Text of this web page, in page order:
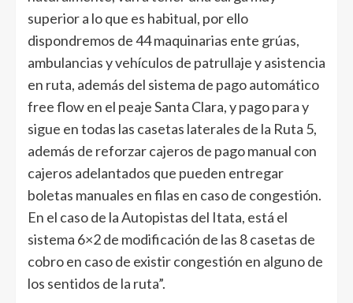
superior a lo que es habitual, por ello
dispondremos de 44 maquinarias ente grúas,
ambulancias y vehículos de patrullaje y asistencia
en ruta, además del sistema de pago automático
free flow en el peaje Santa Clara, y pago para y
sigue en todas las casetas laterales de la Ruta 5,
además de reforzar cajeros de pago manual con
cajeros adelantados que pueden entregar
boletas manuales en filas en caso de congestión.
En el caso de la Autopistas del Itata, está el
sistema 6×2 de modificación de las 8 casetas de
cobro en caso de existir congestión en alguno de
los sentidos de la ruta”.